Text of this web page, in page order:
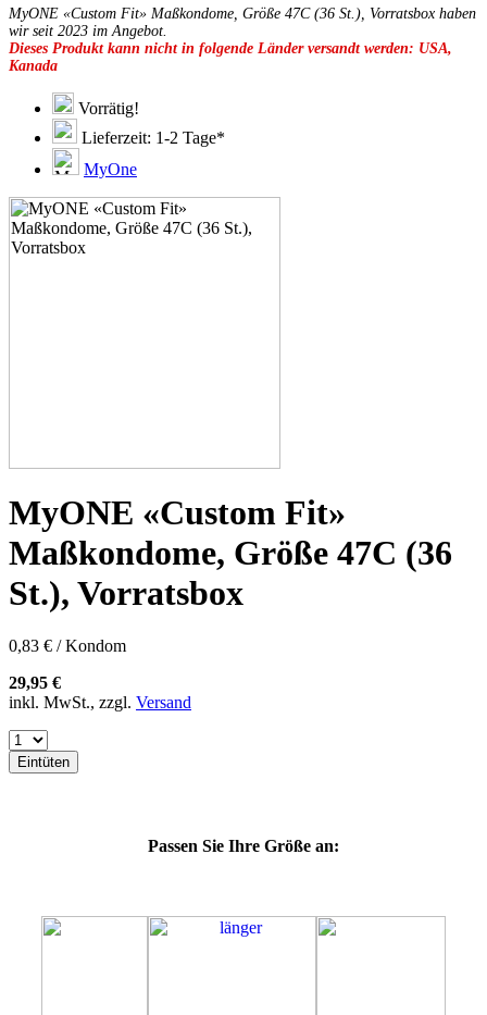
49E
49F
49G
51C
51D
51E
51F
51G
51H
53D
53E
53F
57H
57K
60E
60F
60G
60H
60K
60L
64E
64F
64L
64M
MyONE «Custom Fit» Maßkondome, Größe 47C (36 St.), Vorratsbox haben
wir seit 2023 im Angebot.
Dieses Produkt kann nicht in folgende Länder versandt werden: USA,
Kanada
Vorrätig!
Lieferzeit: 1-2 Tage*
MyOne
MyONE «Custom Fit»
Maßkondome, Größe 47C (36
St.), Vorratsbox
0,83 € / Kondom
29,95 €
inkl. MwSt., zzgl. Versand
Eintüten
Passen Sie Ihre Größe an: